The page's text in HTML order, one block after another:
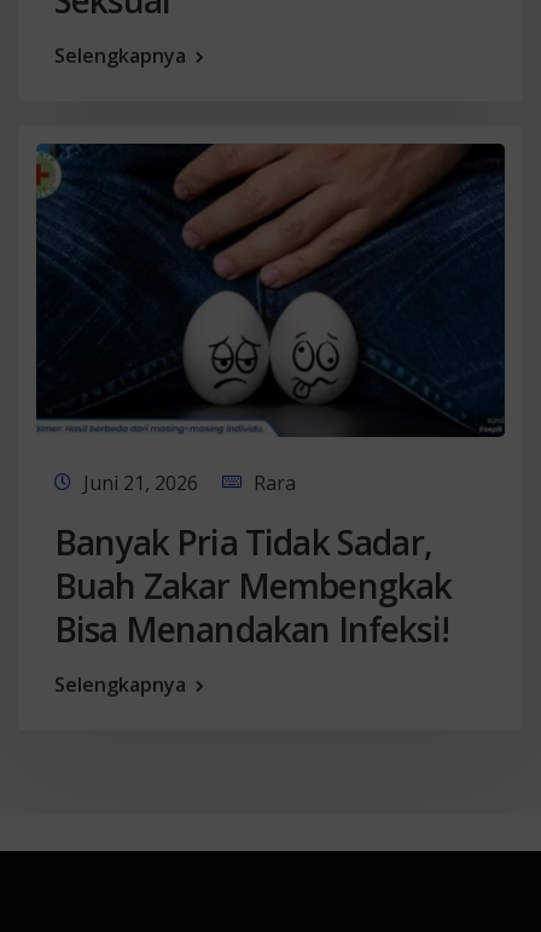
Selengkapnya
Juni 21, 2026 Rara
Banyak Pria Tidak Sadar,
Buah Zakar Membengkak
Bisa Menandakan Infeksi!
Selengkapnya